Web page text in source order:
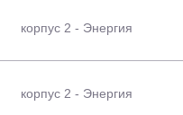
корпус 2 - Энергия
корпус 2 - Энергия